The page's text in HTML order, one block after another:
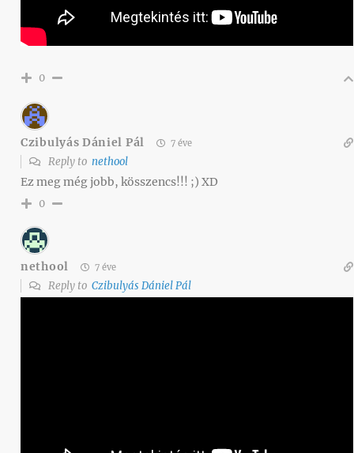
0
Czibulyás Dániel Pál 7 éve
Reply to nethool
Ez meg még jobb, kösszencs!!! ;) XD
0
nethool 7 éve
Reply to Czibulyás Dániel Pál